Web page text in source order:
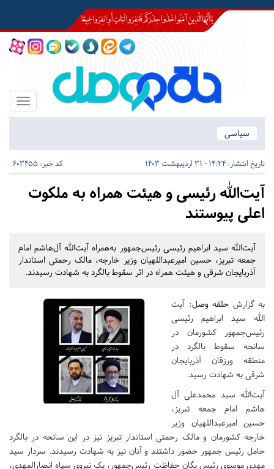
Toggle
سیاسی
تاریخ انتشار: 14:24 - 31 اردیبهشت 1403 کد خبر: 603455
آیت‌الله رئیسی و هیئت همراه به ملکوت
اعلی پیوستند
آیت‌الله سید ابراهیم رئیسی رئیس‌جمهور به‌همراه آیت‌الله آل‌هاشم امام
جمعه تبریز، حسین امیرعبداللهیان وزیر خارجه، مالک رحمتی استاندار
آذربایجان شرقی و هیئت همراه در اثر سقوط بالگرد به شهادت رسیدند.
به گزارش حلقه وصل: آیت
الله سید ابراهیم رئیسی
رئیس‌جمهور کشورمان در
سانحه سقوط بالگرد در
منطقه ورزقان آذربایجان
شرقی به شهادت رسید.
آیت‌الله سید محمدعلی آل
هاشم امام جمعه تبریز،
حسین امیرعبداللهیان وزیر
خارجه کشورمان و مالک رحمتی استاندار تبریز نیز در این سانحه در بالگرد
حامل رئیس جمهور حضور داشتند و آنان نیز به شهادت رسیدند. سردار سید
مهدی موسوی رئیس یگان حفاظت رئیس‌جمهور، یک نیروی سپاه انصارالمهدی،